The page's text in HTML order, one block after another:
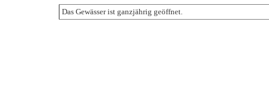
Das Gewässer ist ganzjährig geöffnet.